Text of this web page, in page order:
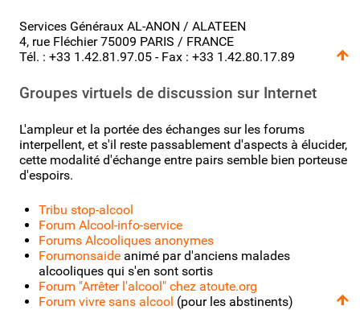
Services Généraux AL-ANON / ALATEEN
4, rue Fléchier 75009 PARIS / FRANCE
Tél. : +33 1.42.81.97.05 - Fax : +33 1.42.80.17.89
Groupes virtuels de discussion sur Internet
L'ampleur et la portée des échanges sur les forums
interpellent, et s'il reste passablement d'aspects à élucider,
cette modalité d'échange entre pairs semble bien porteuse
d'espoirs.
Tribu stop-alcool
Forum Alcool-info-service
Forums Alcooliques anonymes
Forumonsaide animé par d'anciens malades
alcooliques qui s'en sont sortis
Forum "Arrêter l'alcool" chez atoute.org
Forum vivre sans alcool (pour les abstinents)